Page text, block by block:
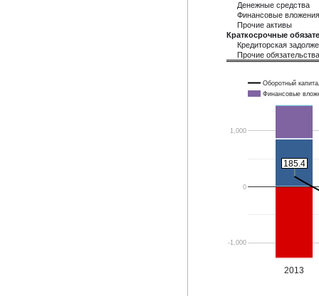
Денежные средства
Финансовые вложения
Прочие активы
Краткосрочные
Кредиторская
Прочие обязательства
Оборотный
Финансовые
2013
-1,000
0
1,000
185.4
185.4